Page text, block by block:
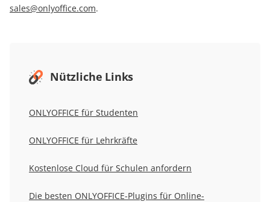
sales@onlyoffice.com.
Nützliche Links
ONLYOFFICE für Studenten
ONLYOFFICE für Lehrkräfte
Kostenlose Cloud für Schulen anfordern
Die besten ONLYOFFICE-Plugins für Online-